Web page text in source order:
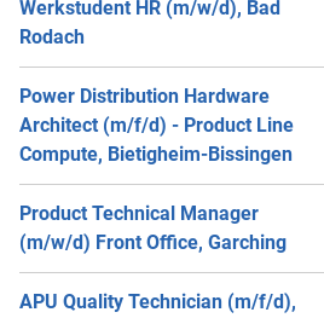
Werkstudent HR (m/w/d), Bad
Rodach
Power Distribution Hardware
Architect (m/f/d) - Product Line
Compute, Bietigheim-Bissingen
Product Technical Manager
(m/w/d) Front Office, Garching
APU Quality Technician (m/f/d),